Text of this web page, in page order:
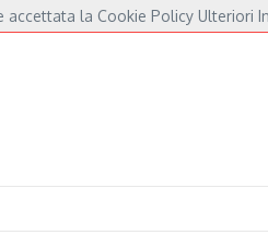
serata “indispensabile” in Piazza dei
la Cookie Policy Ulteriori